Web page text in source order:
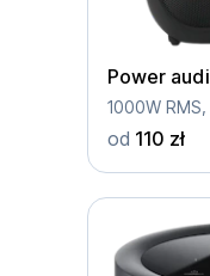
Power
od 110 zł